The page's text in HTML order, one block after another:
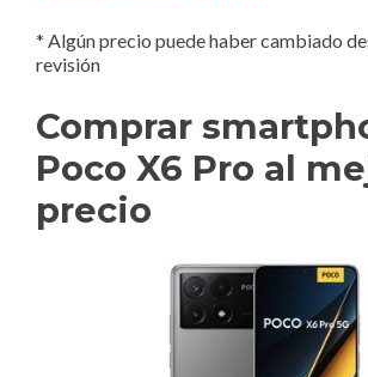
* Algún precio puede haber cambiado
revisión
Comprar
Poco X6 Pro al
precio